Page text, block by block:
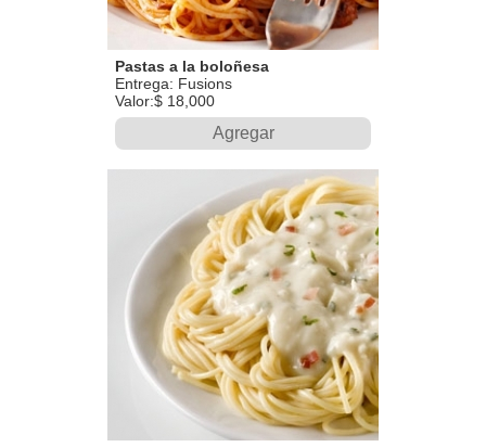
Pastas a la boloñesa
Entrega: Fusions
Valor:$ 18,000
Agregar